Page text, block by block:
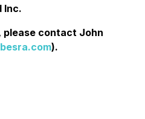
Inc.
contact John
).